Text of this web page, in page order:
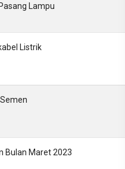
Lampu
Listrik
Bulan Maret 2023